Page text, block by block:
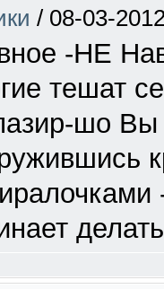
/ 08-03-
-НЕ
тешат
шо Вы